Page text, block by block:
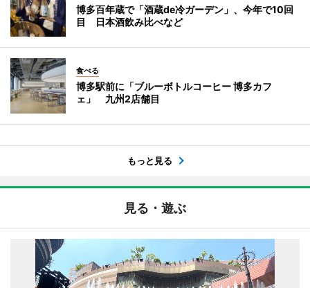
博多百年蔵で「酒蔵de冷ガーデン」、今年で10回
目 日本酒飲み比べなど
食べる
博多駅前に「ブルーボトルコーヒー 博多カフ
ェ」 九州2店舗目
もっと見る
見る・遊ぶ